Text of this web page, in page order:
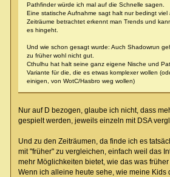
Pathfinder würde ich mal auf die Schnelle sagen.
Eine statische Aufnahme sagt halt nur bedingt viel
Zeiträume betrachtet erkennt man Trends und
es hingeht.
Und wie schon gesagt wurde: Auch Shadowrun
zu früher wohl nicht gut.
Cthulhu hat halt seine ganz eigene Nische und
Variante für die, die es etwas komplexer wollen
einigen, von WotC/Hasbro weg wollen)
Nur auf D bezogen, glaube ich nicht, dass
gespielt werden, jeweils einzeln mit DSA
Und zu den Zeiträumen, da finde ich es
mit "früher" zu vergleichen, einfach weil das
mehr Möglichkeiten bietet, wie das was früher
Wenn ich alleine heute sehe, wie meine Kids